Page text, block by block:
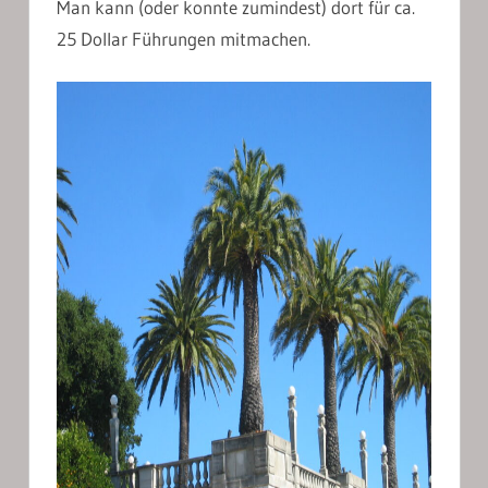
Man kann (oder konnte zumindest) dort für ca.
25 Dollar Führungen mitmachen.